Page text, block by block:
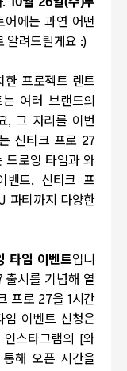
10월 26일(수)부
어에는 과연 어떤
알려드릴게요 :)
한 프로젝트 렌트
여러 브랜드의
, 그 자리를 이번
신티크 프로 27
드로잉 타임과 와
벤트, 신티크 프
파티까지 다양한
타임 이벤트입니
출시를 기념해 열
프로 27을 1시간
임 이벤트 신청은
스타그램의 [와
해 오픈 시간을